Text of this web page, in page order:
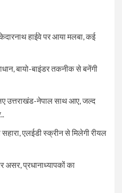
हाईवे पर आया मलबा, कई
बायो-बाइंडर तकनीक से बनेंगी
उत्तराखंड-नेपाल साथ आए, जल्द
एलईडी स्क्रीन से मिलेगी रीयल
असर, प्रधानाध्यापकों का